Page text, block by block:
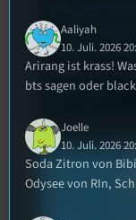
Malerin
schaffen es
Gefühl zu
noch Tage…
Aaliyah
10. Juli. 2026
Arirang ist krass!
bts sagen oder
Joelle
10. Juli. 2026
Soda Zitron von
Odysee von RIn,